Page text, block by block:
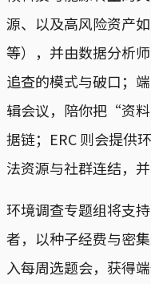
源、以及高风险资产
等），并由数据分析
追查的模式与破口；
辑会议，陪你把“资
据链；ERC 则会提供
法资源与社群连结，
环境调查专题组将支
者，以种子经费与密
入每周选题会，获得